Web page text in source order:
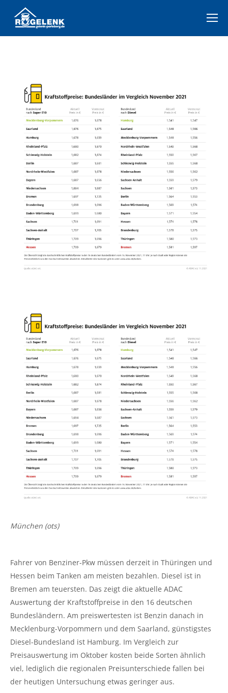
München (ots)
Fahrer von Benziner-Pkw müssen derzeit in Thüringen und
Hessen beim Tanken am meisten bezahlen. Diesel ist in
Bremen am teuersten. Das zeigt die aktuelle ADAC
Auswertung der Kraftstoffpreise in den 16 deutschen
Bundesländern. Am preiswertesten ist Benzin danach in
Mecklenburg-Vorpommern und dem Saarland, günstigstes
Diesel-Bundesland ist Hamburg. Im Vergleich zur
Preisauswertung im Oktober kosten beide Sorten ähnlich
viel, lediglich die regionalen Preisunterschiede fallen bei
der heutigen Untersuchung etwas geringer aus.